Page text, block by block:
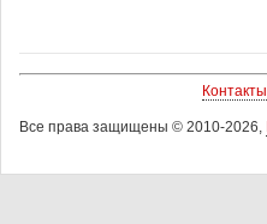
Контакты
Все права защищены © 2010-2026,